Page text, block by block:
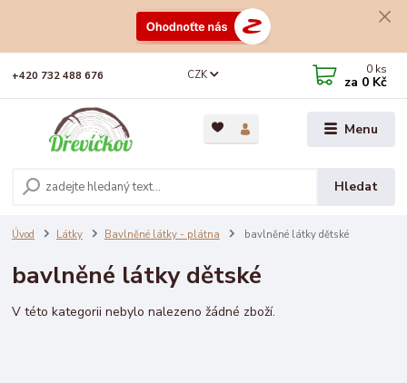
Menu
CZK
Hledat
+420 732 488 676 0 ks
za 0 Kč
Úvod Látky Bavlněné látky - plátna bavlněné látky dětské
bavlněné látky dětské
V této kategorii nebylo nalezeno žádné zboží.